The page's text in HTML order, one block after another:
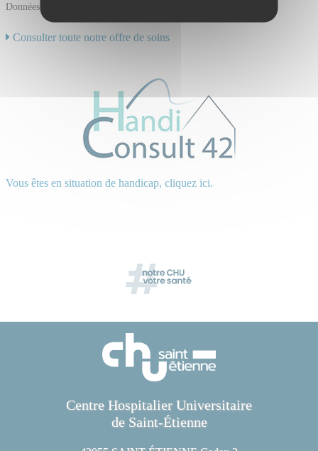
Données mises à jour le 18/06/2024
Consulter toute notre offre de soins
Vous êtes en situation de handicap, cliquez ici.
Centre Hospitalier Universitaire
de Saint-Étienne